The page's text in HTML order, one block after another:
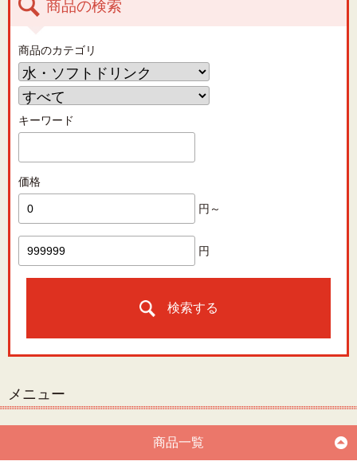
商品の検索
商品のカテゴリ
キーワード
価格
円～
円
検索する
メニュー
商品一覧